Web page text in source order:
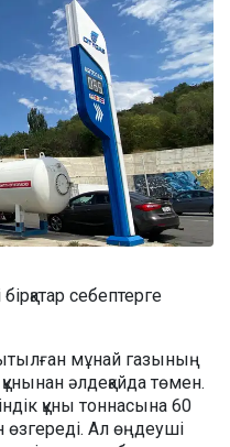
себептерге
мұнай газының
әлдеқайда төмен.
құны тоннасына 60
Ал өңдеуші